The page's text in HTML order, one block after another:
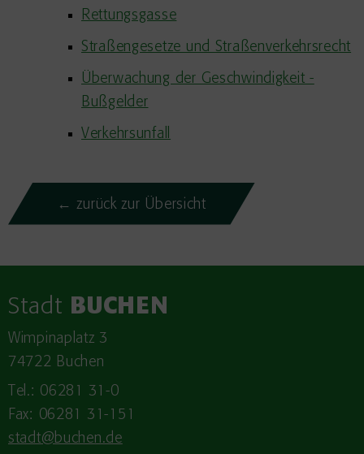
Rettungsgasse
Straßengesetze und Straßenverkehrsrecht
Überwachung der Geschwindigkeit -
Bußgelder
Verkehrsunfall
← zurück zur Übersicht
Stadt BUCHEN
Wimpinaplatz 3
74722 Buchen
Tel.: 06281 31-0
Fax: 06281 31-151
stadt@buchen.de